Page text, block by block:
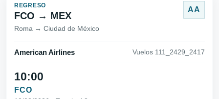
REGRESO
FCO → MEX
Roma → Ciudad de México
AA
American Airlines Vuelos 111_2429_2417
10:00
FCO